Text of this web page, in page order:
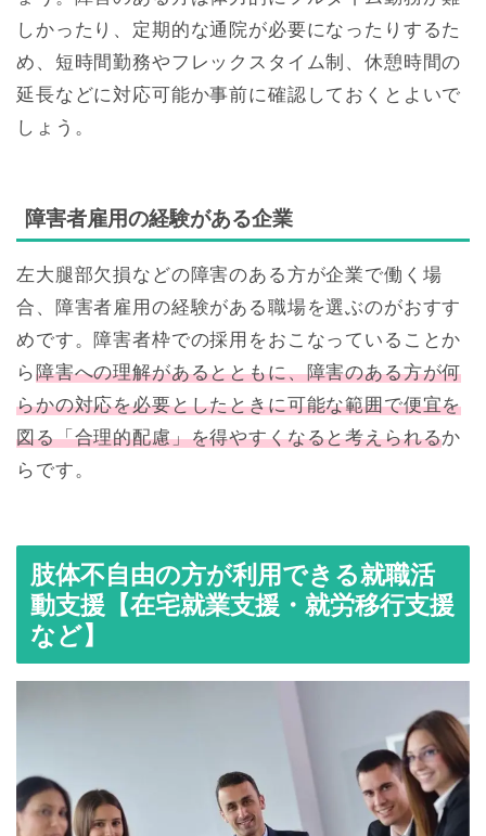
しかったり、定期的な通院が必要になったりするた
め、短時間勤務やフレックスタイム制、休憩時間の
延長などに対応可能か事前に確認しておくとよいで
しょう。
障害者雇用の経験がある企業
左大腿部欠損などの障害のある方が企業で働く場
合、障害者雇用の経験がある職場を選ぶのがおすす
めです。障害者枠での採用をおこなっていることか
ら障害への理解があるとともに、障害のある方が何
らかの対応を必要としたときに可能な範囲で便宜を
図る「合理的配慮」を得やすくなると考えられるか
らです。
肢体不自由の方が利用できる就職活
動支援【在宅就業支援・就労移行支援
など】